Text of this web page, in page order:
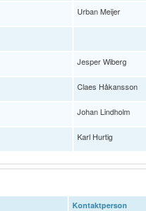
Urban Meijer
Jesper Wiberg
Claes Håkansson
Johan Lindholm
Karl Hurtig
Kontaktperson